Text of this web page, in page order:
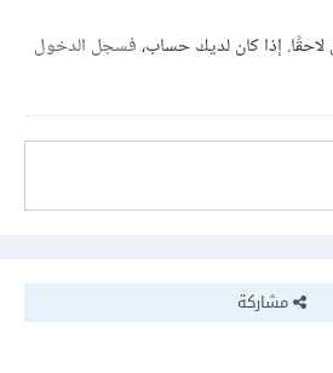
وفي حالة إنك عايز تحسن أداء النماذج الكبيرة زي GPT، تقدر
أفضل كل مرة.
إذا كان لديك حساب،فسجل الدخول
مشاركة